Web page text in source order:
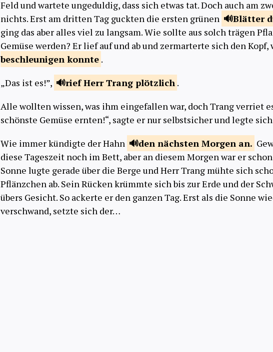
Feld und wartete ungeduldig, dass sich etwas tat. Doch auch am
nichts. Erst am dritten Tag guckten die ersten grünen
Blätter
ging das aber alles viel zu langsam. Wie sollte aus solch trägen
Gemüse werden? Er lief auf und ab und zermarterte sich den
beschleunigen konnte .
„Das ist es!”,
rief Herr Trang plötzlich .
Alle wollten wissen, was ihm eingefallen war, doch Trang verriet
schönste Gemüse ernten!“, sagte er nur selbstsicher und legte
Wie immer kündigte der Hahn
den nächsten Morgen an.
diese Tageszeit noch im Bett, aber an diesem Morgen war er
Sonne lugte gerade über die Berge und Herr Trang mühte sich
Pflänzchen ab. Sein Rücken krümmte sich bis zur Erde und der
übers Gesicht. So ackerte er den ganzen Tag. Erst als die Sonne
verschwand, setzte sich der…